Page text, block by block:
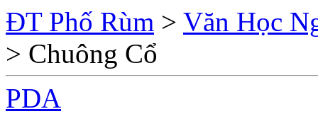
ĐT Phố Rùm > Văn Học
> Chuông Cổ
PDA